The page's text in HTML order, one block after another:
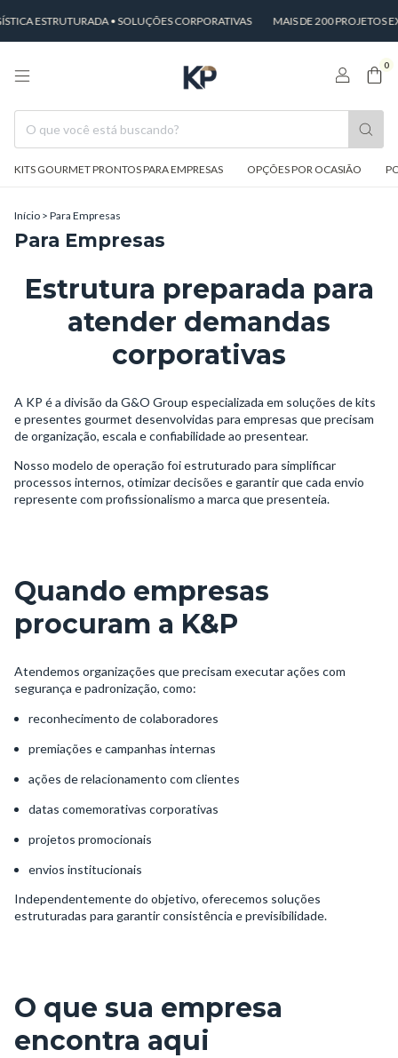
ESTRUTURADA • SOLUÇÕES CORPORATIVAS MAIS DE 200 PROJETOS
0
KITS GOURMET PRONTOS PARA EMPRESAS OPÇÕES POR OCASIÃO
Início > Para Empresas
Para Empresas
Estrutura preparada para
atender demandas
corporativas
A KP é a divisão da G&O Group especializada em soluções de kits
e presentes gourmet desenvolvidas para empresas que precisam
de organização, escala e confiabilidade ao presentear.
Nosso modelo de operação foi estruturado para simplificar
processos internos, otimizar decisões e garantir que cada envio
represente com profissionalismo a marca que presenteia.
Quando empresas
procuram a K&P
Atendemos organizações que precisam executar ações com
segurança e padronização, como:
reconhecimento de colaboradores
premiações e campanhas internas
ações de relacionamento com clientes
datas comemorativas corporativas
projetos promocionais
envios institucionais
Independentemente do objetivo, oferecemos soluções
estruturadas para garantir consistência e previsibilidade.
O que sua empresa
encontra aqui